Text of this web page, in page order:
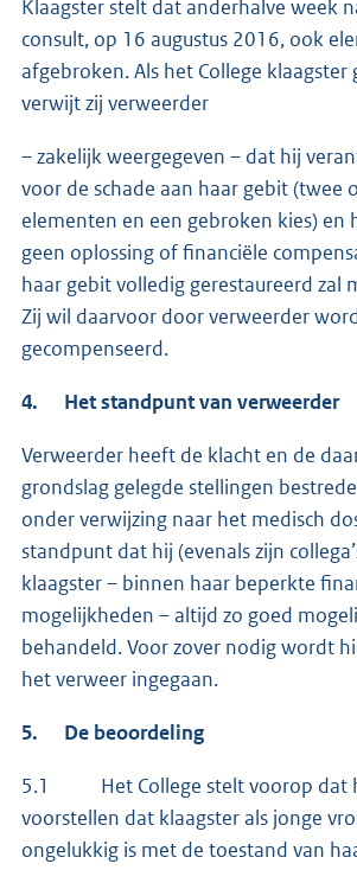
Klaagster stelt dat anderhalve week
consult, op 16 augustus 2016, ook
afgebroken. Als het College
verwijt zij verweerder
– zakelijk weergegeven – dat hij
voor de schade aan haar gebit (twee
elementen en een gebroken kies) en
geen oplossing of financiële
haar gebit volledig gerestaureerd zal
Zij wil daarvoor door verweerder
gecompenseerd.
4. Het standpunt van verweerder
Verweerder heeft de klacht en de
grondslag gelegde stellingen
onder verwijzing naar het medisch
standpunt dat hij (evenals zijn
klaagster – binnen haar beperkte
mogelijkheden – altijd zo goed
behandeld. Voor zover nodig wordt
het verweer ingegaan.
5. De beoordeling
5.1 Het College stelt voorop dat
voorstellen dat klaagster als jonge
ongelukkig is met de toestand van